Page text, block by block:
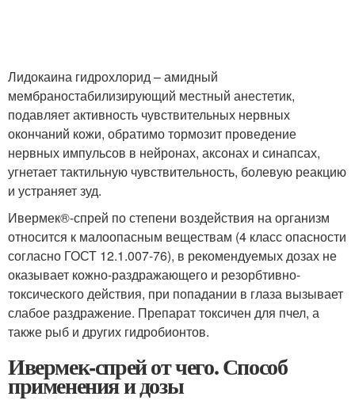
Лидокаина гидрохлорид – амидный
мембраностабилизирующий местный анестетик,
подавляет активность чувствительных нервных
окончаний кожи, обратимо тормозит проведение
нервных импульсов в нейронах, аксонах и синапсах,
угнетает тактильную чувствительность, болевую реакцию
и устраняет зуд.
Ивермек®-спрей по степени воздействия на организм
относится к малоопасным веществам (4 класс опасности
согласно ГОСТ 12.1.007-76), в рекомендуемых дозах не
оказывает кожно-раздражающего и резорбтивно-
токсического действия, при попадании в глаза вызывает
слабое раздражение. Препарат токсичен для пчел, а
также рыб и других гидробионтов.
Ивермек-спрей от чего. Способ
применения и дозы